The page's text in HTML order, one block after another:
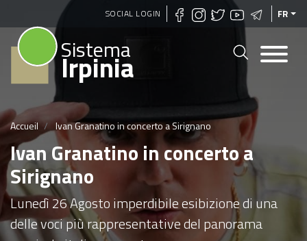
Aller
SOCIAL LOGIN FR
Sistema
Irpinia
Accueil Ivan Granatino in concerto a Sirignano
Ivan Granatino in concerto a
Sirignano
Lunedì 26 Agosto imperdibile esibizione di una
delle voci più rappresentative del panorama